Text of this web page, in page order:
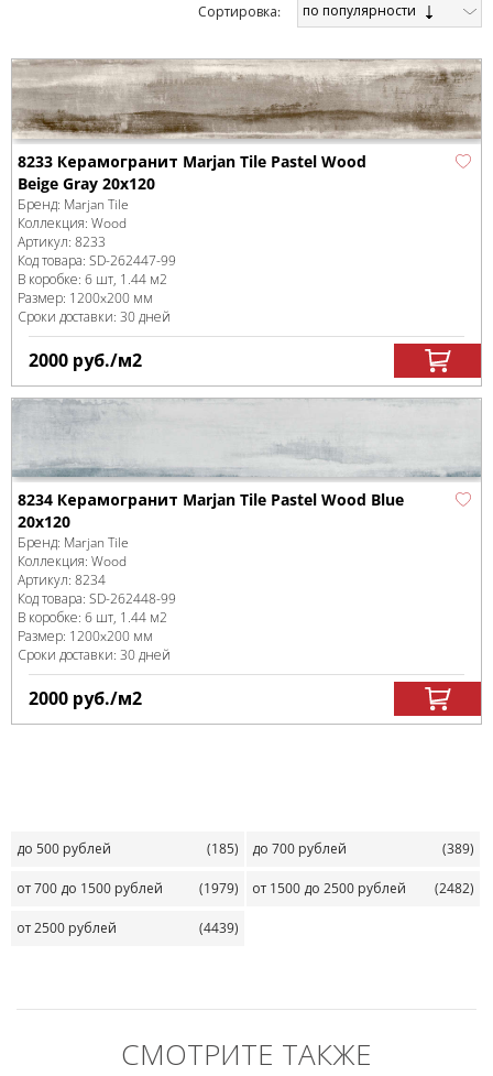
Cортировка: по популярности
8233 Керамогранит Marjan Tile Pastel Wood
Beige Gray 20x120
Бренд: Marjan Tile
Коллекция: Wood
Артикул: 8233
Код товара: SD-262447-99
В коробке: 6 шт, 1.44 м2
Размер: 1200x200 мм
Сроки доставки: 30 дней
2000 руб./м2
8234 Керамогранит Marjan Tile Pastel Wood Blue
20x120
Бренд: Marjan Tile
Коллекция: Wood
Артикул: 8234
Код товара: SD-262448-99
В коробке: 6 шт, 1.44 м2
Размер: 1200x200 мм
Сроки доставки: 30 дней
2000 руб./м2
до 500 рублей (185) до 700 рублей (389)
от 700 до 1500 рублей (1979) от 1500 до 2500 рублей (2482)
от 2500 рублей (4439)
СМОТРИТЕ ТАКЖЕ